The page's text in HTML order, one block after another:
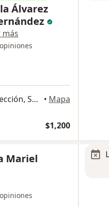
Álvarez
más
Cordillera Real 530 Lomas 3ª sección, San Luis Potosi • Mapa
$1,200
Mariel